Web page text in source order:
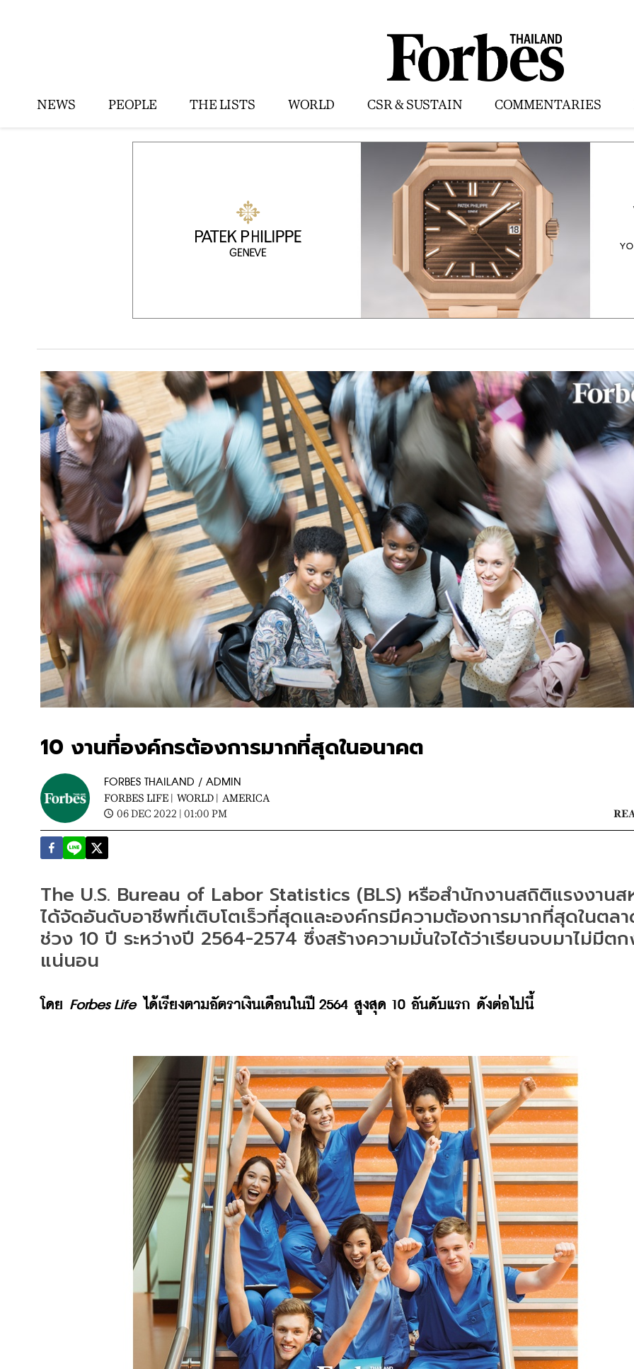
NEWS PEOPLE THE LISTS WORLD CSR & SUSTAIN COMMENTARIES
10 งานที่องค์กรต้องการมากที่สุดในอนาคต
FORBES THAILAND / ADMIN
FORBES LIFE | WORLD | AMERICA
06 DEC 2022 | 01:00 PM
The U.S. Bureau of Labor Statistics (BLS) หรือสำนักงานสถิติแรงงานส
ได้จัดอันดับอาชีพที่เติบโตเร็วที่สุดและองค์กรมีความต้องการมากที่สุดในตล
ช่วง 10 ปี ระหว่างปี 2564-2574 ซึ่งสร้างความมั่นใจได้ว่าเรียนจบมาไม่มีตก
แน่นอน
โดย Forbes Life ได้เรียงตามอัตราเงินเดือนในปี 2564 สูงสุด 10 อันดับแรก ดังต่อไปนี้